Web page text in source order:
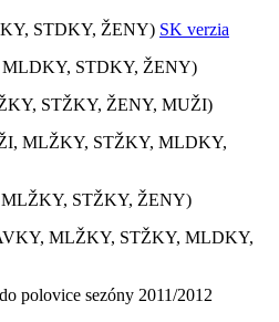
STDKY, ŽENY) SK verzia
STDKY, ŽENY)
STŽKY, ŽENY, MUŽI)
MLŽKY, STŽKY, MLDKY,
STŽKY, ŽENY)
MLŽKY, STŽKY, MLDKY,
sezóny 2011/2012